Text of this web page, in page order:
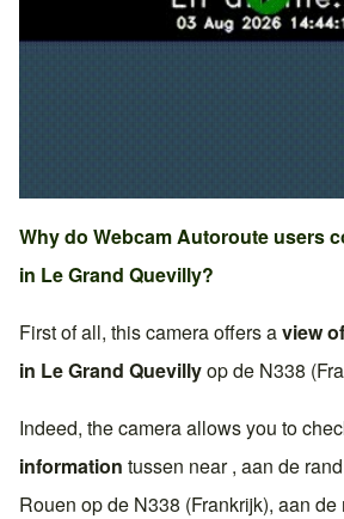
Why do Webcam Autoroute users
in Le Grand Quevilly?
First of all, this camera offers aview
in Le Grand Quevillyop de N338
Indeed, the camera allows you to
information tussen near , aan de
Rouen op de N338 (Frankrijk), aan de